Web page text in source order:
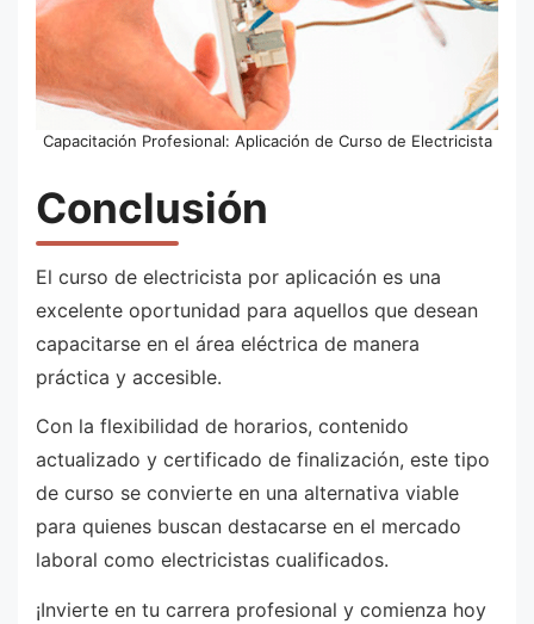
Capacitación Profesional: Aplicación de Curso de Electricista
Conclusión
El curso de electricista por aplicación es una
excelente oportunidad para aquellos que desean
capacitarse en el área eléctrica de manera
práctica y accesible.
Con la flexibilidad de horarios, contenido
actualizado y certificado de finalización, este tipo
de curso se convierte en una alternativa viable
para quienes buscan destacarse en el mercado
laboral como electricistas cualificados.
¡Invierte en tu carrera profesional y comienza hoy